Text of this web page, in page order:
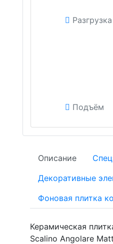
Разгрузка
Подъём
Описание
Декоративные
Фоновая плитка
Керамическая
Scalino Angolare